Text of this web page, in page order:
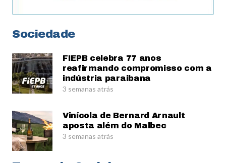
Sociedade
FIEPB celebra 77 anos
reafirmando compromisso com a
indústria paraibana
3 semanas atrás
Vinícola de Bernard Arnault
aposta além do Malbec
3 semanas atrás